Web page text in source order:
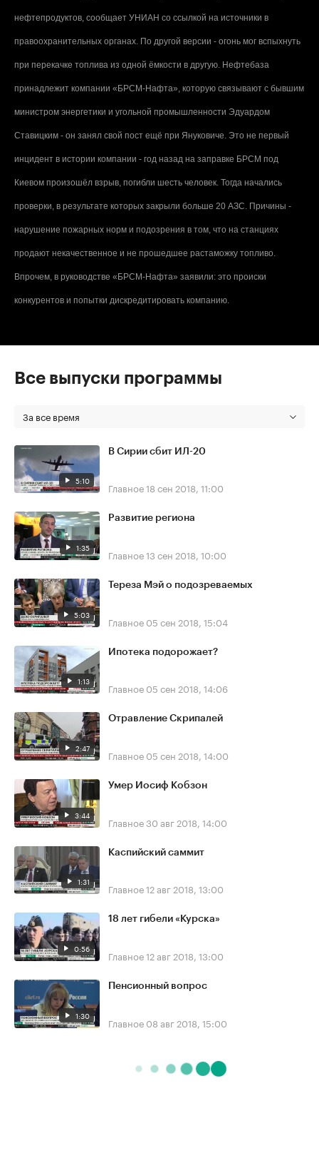
нефтепродуктов, сообщает УНИАН со ссылкой на источники в
правоохранительных органах. По другой версии - огонь мог вспыхнуть
при перекачке топлива из одной ёмкости в другую. Нефтебаза
принадлежит компании «БРСМ-Нафта», которую связывают с бывшим
министром энергетики и угольной промышленности Эдуардом
Ставицким - он занял свой пост ещё при Януковиче. Это не первый
инцидент в истории компании - год назад на заправке БРСМ под
Киевом произошёл взрыв, погибли шесть человек. Тогда начались
проверки, в результате которых закрыли больше 20 АЗС. Причины -
нарушение пожарных норм и подозрения в том, что на станциях
продают некачественное и не прошедшее растаможку топливо.
Впрочем, в руководстве «БРСМ-Нафта» заявили: это происки
конкурентов и попытки дискредитировать компанию.
Все выпуски программы
За все время
5:10
В Сирии сбит ИЛ-20
Главное18 сен 2018, 11:00
1:35
Развитие региона
Главное13 сен 2018, 10:00
5:03
Тереза Мэй о подозреваемых
Главное 05 сен 2018, 15:04
1:13
Ипотека подорожает?
Главное 05 сен 2018, 14:06
2:47
Отравление Скрипалей
Главное 05 сен 2018, 14:00
3:44
Умер Иосиф Кобзон
Главное30 авг 2018, 14:00
1:31
Каспийский саммит
Главное12 авг 2018, 13:00
0:56
18 лет гибели «Курска»
Главное12 авг 2018, 13:00
1:30
Пенсионный вопрос
Главное 08 авг 2018, 15:00